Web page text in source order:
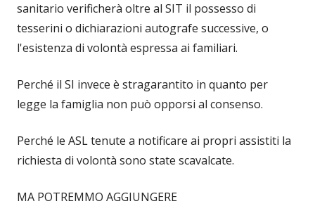
sanitario verificherà oltre al SIT il possesso di
tesserini o dichiarazioni autografe successive, o
l'esistenza di volontà espressa ai familiari.
Perché il SI invece è stragarantito in quanto per
legge la famiglia non può opporsi al consenso.
Perché le ASL tenute a notificare ai propri assistiti la
richiesta di volontà sono state scavalcate.
MA POTREMMO AGGIUNGERE